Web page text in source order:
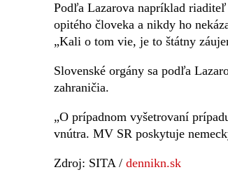
Podľa Lazarova napríklad
opitého človeka a nikdy ho
„Kali o tom vie, je to štátny
Slovenské orgány sa podľa
zahraničia.
„O prípadnom vyšetrovaní
vnútra. MV SR poskytuje
Zdroj: SITA / dennikn.sk